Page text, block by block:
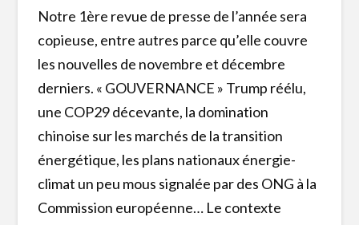
Notre 1ère revue de presse de l’année sera
copieuse, entre autres parce qu’elle couvre
les nouvelles de novembre et décembre
derniers. « GOUVERNANCE » Trump réélu,
une COP29 décevante, la domination
chinoise sur les marchés de la transition
énergétique, les plans nationaux énergie-
climat un peu mous signalée par des ONG à la
Commission européenne… Le contexte